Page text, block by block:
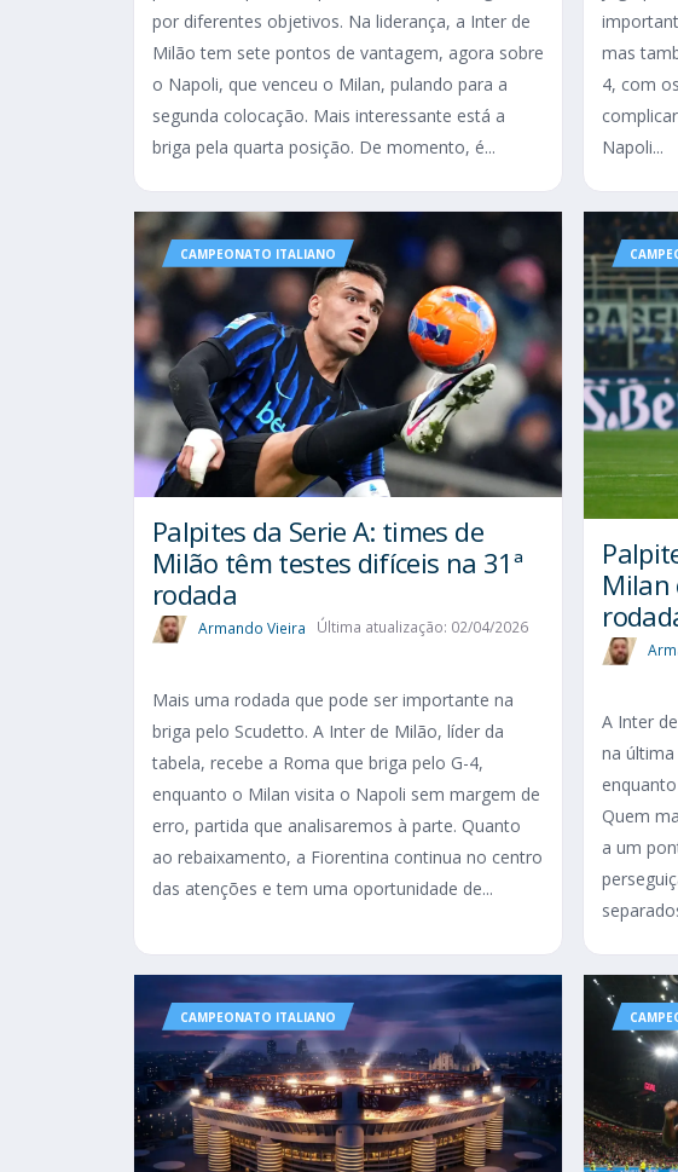
por diferentes objetivos. Na liderança, a Inter de
Milão tem sete pontos de vantagem, agora sobre
o Napoli, que venceu o Milan, pulando para a
segunda colocação. Mais interessante está a
briga pela quarta posição. De momento, é...
mas
4, com
Napoli...
CAMPEONATO ITALIANO
Palpites da Serie A: times de
Milão têm testes difíceis na 31ª
rodada
Armando Vieira Última atualização: 02/04/2026
Mais uma rodada que pode ser importante na
briga pelo Scudetto. A Inter de Milão, líder da
tabela, recebe a Roma que briga pelo G-4,
enquanto o Milan visita o Napoli sem margem de
erro, partida que analisaremos à parte. Quanto
ao rebaixamento, a Fiorentina continua no centro
das atenções e tem uma oportunidade de...
Milan
A Inter
na
Quem
a um
CAMPEONATO ITALIANO